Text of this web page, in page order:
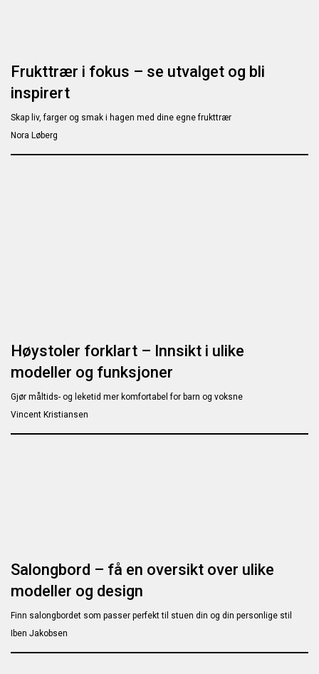
Frukttrær i fokus – se utvalget og bli
inspirert
Skap liv, farger og smak i hagen med dine egne frukttrær
Nora Løberg
Høystoler forklart – Innsikt i ulike
modeller og funksjoner
Gjør måltids- og leketid mer komfortabel for barn og voksne
Vincent Kristiansen
Salongbord – få en oversikt over ulike
modeller og design
Finn salongbordet som passer perfekt til stuen din og din personlige stil
Iben Jakobsen